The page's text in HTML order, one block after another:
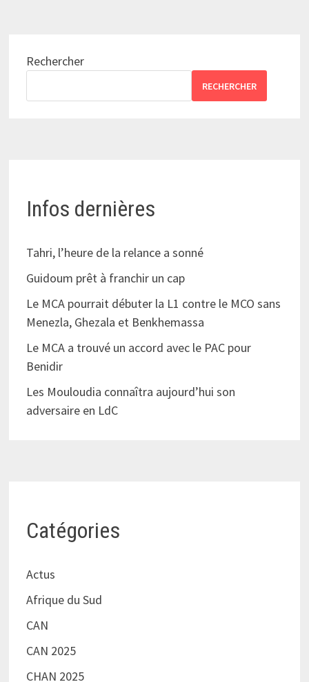
Rechercher
RECHERCHER
Infos dernières
Tahri, l’heure de la relance a sonné
Guidoum prêt à franchir un cap
Le MCA pourrait débuter la L1 contre le MCO sans
Menezla, Ghezala et Benkhemassa
Le MCA a trouvé un accord avec le PAC pour
Benidir
Les Mouloudia connaîtra aujourd’hui son
adversaire en LdC
Catégories
Actus
Afrique du Sud
CAN
CAN 2025
CHAN 2025